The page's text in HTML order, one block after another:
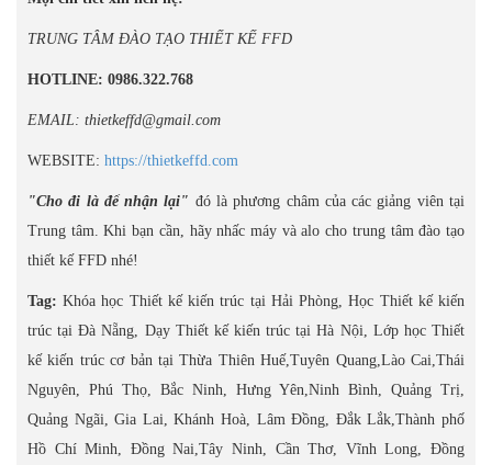
TRUNG TÂM ĐÀO TẠO THIẾT KẾ FFD
HOTLINE: 0986.322.768
EMAIL: thietkeffd@gmail.com
WEBSITE: https://thietkeffd.com
"Cho đi là để nhận lại" đó là phương châm của các giảng viên tại
Trung tâm. Khi bạn cần, hãy nhấc máy và alo cho trung tâm đào tạo
thiết kế FFD nhé!
Tag:Khóa học Thiết kế kiến trúc tại Hải Phòng, Học Thiết kế kiến
trúc tại Đà Nẵng, Dạy Thiết kế kiến trúc tại Hà Nội, Lớp học Thiết
kế kiến trúc cơ bản tại Thừa Thiên Huế,Tuyên Quang,Lào Cai,Thái
Nguyên, Phú Thọ, Bắc Ninh, Hưng Yên,Ninh Bình, Quảng Trị,
Quảng Ngãi, Gia Lai, Khánh Hoà, Lâm Đồng, Đắk Lắk,Thành phố
Hồ Chí Minh, Đồng Nai,Tây Ninh, Cần Thơ, Vĩnh Long, Đồng